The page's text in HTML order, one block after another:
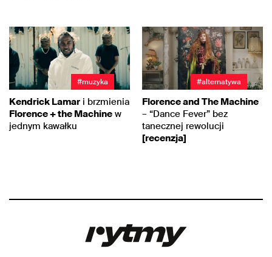
#muzyka
Kendrick Lamar i brzmienia
Florence + the Machine w
jednym kawałku
#alternatywa
Florence and The Machine
– “Dance Fever” bez
tanecznej rewolucji
[recenzja]